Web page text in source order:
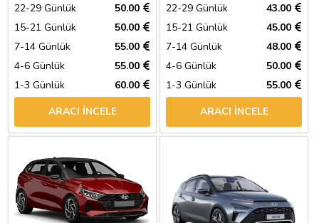
22-29 Günlük
50.00
15-21 Günlük
50.00
7-14 Günlük
55.00
4-6 Günlük
55.00
1-3 Günlük
60.00
ARACI İNCELE
22-29 Günlük
43.00
15-21 Günlük
45.00
7-14 Günlük
48.00
4-6 Günlük
50.00
1-3 Günlük
55.00
ARACI İNCELE